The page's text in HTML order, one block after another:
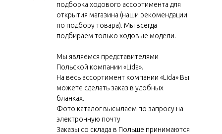
ООО, ЗАО, ОАО – копии
три страницы и
клиента .
ИП - свидетельства ИНН,
ксерокопия паспорта,
(желательно)
подборка ходового ассортимента для
открытия магазина (наши рекомендации
по подбору товара). Мы всегда
подбираем только ходовые модели.
Мы являемся представителями
Польской компании «Lida».
На весь ассортимент компании «Lida» Вы
можете сделать заказ в удобных
бланках.
Фото каталог высылаем по запросу на
электронную почту
Заказы со склада в Польше принимаются